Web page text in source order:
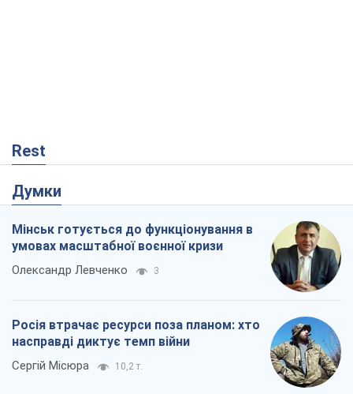
Rest
Думки
Мінськ готується до функціонування в
умовах масштабної воєнної кризи
Олександр Левченко 3
Росія втрачає ресурси поза планом: хто
насправді диктує темп війни
Сергій Місюра 10,2 т.